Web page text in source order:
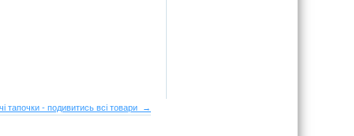
тапочки - подивитись всі товари →